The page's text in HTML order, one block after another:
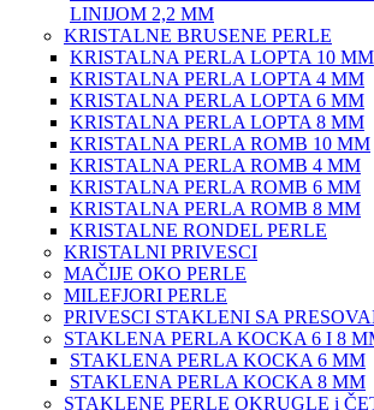
LINIJOM 2,2 MM
KRISTALNE BRUSENE PERLE
KRISTALNA PERLA LOPTA 10 MM
KRISTALNA PERLA LOPTA 4 MM
KRISTALNA PERLA LOPTA 6 MM
KRISTALNA PERLA LOPTA 8 MM
KRISTALNA PERLA ROMB 10 MM
KRISTALNA PERLA ROMB 4 MM
KRISTALNA PERLA ROMB 6 MM
KRISTALNA PERLA ROMB 8 MM
KRISTALNE RONDEL PERLE
KRISTALNI PRIVESCI
MAČIJE OKO PERLE
MILEFJORI PERLE
PRIVESCI STAKLENI SA
STAKLENA PERLA KOCKA 6 I 8
STAKLENA PERLA KOCKA 6 MM
STAKLENA PERLA KOCKA 8 MM
STAKLENE PERLE OKRUGLE i